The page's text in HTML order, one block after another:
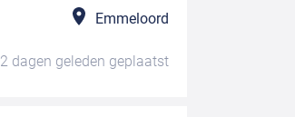
Emmeloord
2 dagen geleden geplaatst